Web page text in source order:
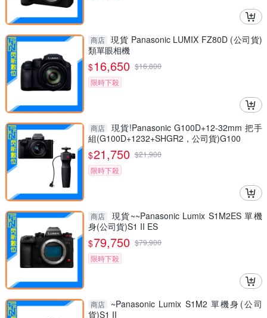
商店 現貨 Panasonic LUMIX FZ80D (公司貨)
類單眼相機
$16,650 $16,800
限時下殺
商店
現貨!Panasonic G100D+12-32mm 把手
組(G100D+1232+SHGR2，公司貨)G100
$21,750 $21,900
限時下殺
商店
現貨~~Panasonic Lumix S1M2ES 單機
身(公司貨)S1 II ES
$79,750 $79,900
限時下殺
商店
~Panasonic Lumix S1M2 單機身(公司
貨)S1 II